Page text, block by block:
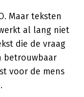
Maar teksten
al lang niet
die de vraag
betrouwbaar
voor de mens